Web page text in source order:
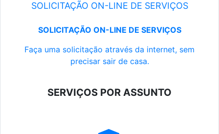
SOLICITAÇÃO ON-LINE DE SERVIÇOS
SOLICITAÇÃO ON-LINE DE SERVIÇOS
Faça uma solicitação através da internet, sem
precisar sair de casa.
SERVIÇOS POR ASSUNTO